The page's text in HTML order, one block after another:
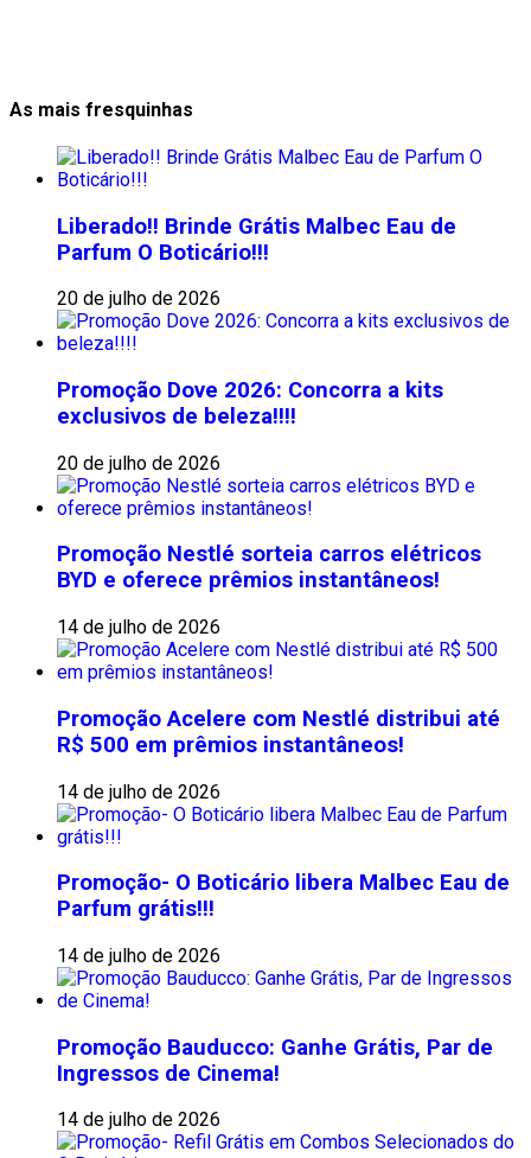
As mais fresquinhas
Liberado!! Brinde Grátis Malbec Eau de
Parfum O Boticário!!!
20 de julho de 2026
Promoção Dove 2026: Concorra a kits
exclusivos de beleza!!!!
20 de julho de 2026
Promoção Nestlé sorteia carros elétricos
BYD e oferece prêmios instantâneos!
14 de julho de 2026
Promoção Acelere com Nestlé distribui até
R$ 500 em prêmios instantâneos!
14 de julho de 2026
Promoção- O Boticário libera Malbec Eau de
Parfum grátis!!!
14 de julho de 2026
Promoção Bauducco: Ganhe Grátis, Par de
Ingressos de Cinema!
14 de julho de 2026